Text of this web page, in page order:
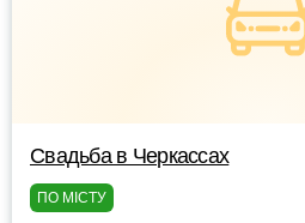
Свадьба в Черкассах
ПО МІСТУ